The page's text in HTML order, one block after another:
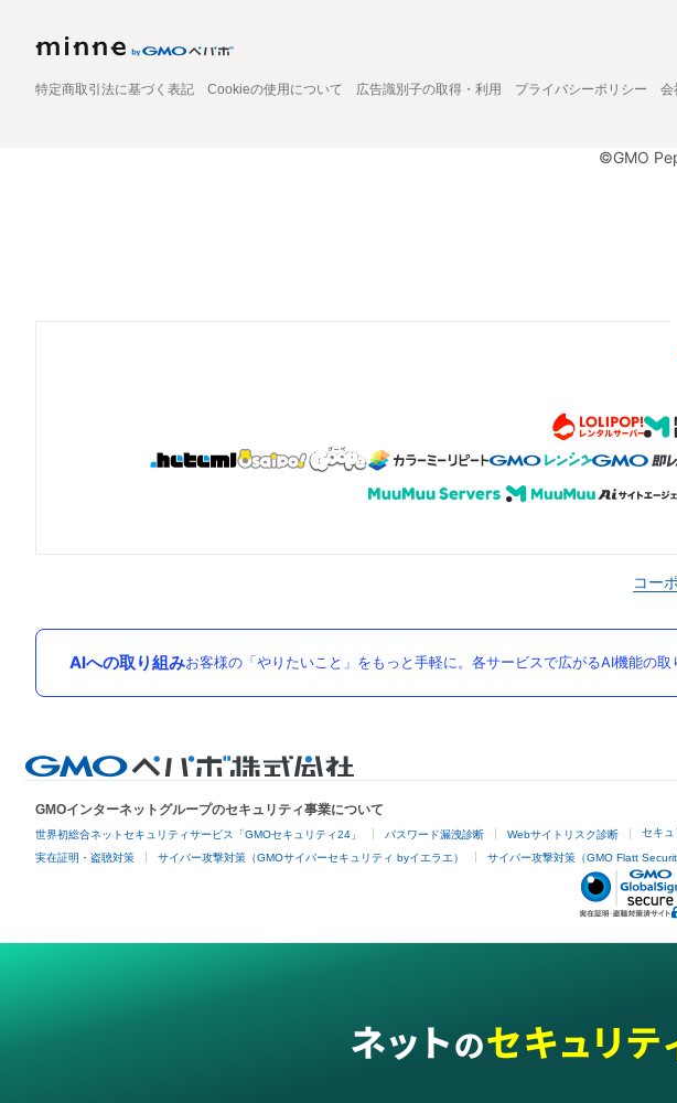
特定商取引法に基づく表記 Cookieの使用について 広告識別子の取得・利用 プライバシーポリシー 会
©GMO
コー
AIへの取り組みお客様の「やりたいこと」をもっと手軽に。各サービスで広がるAI機能の取
GMOインターネットグループのセキュリティ事業について
世界初総合ネットセキュリティサービス「GMOセキュリティ24」 パスワード漏洩診断 Webサイトリスク診断 セキュ
実在証明・盗聴対策 サイバー攻撃対策（GMOサイバーセキュリティ byイエラエ） サイバー攻撃対策（GMO Flatt